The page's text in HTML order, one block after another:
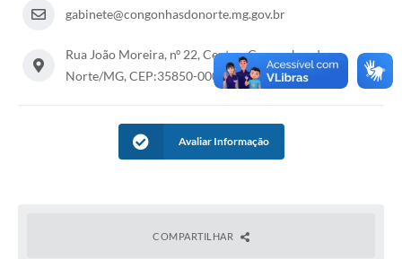
gabinete@congonhasdonorte.mg.gov.br
Rua João Moreira, nº 22, Centro, Congonhas do
Norte/MG, CEP:35850-000
Avaliar Informação
COMPARTILHAR